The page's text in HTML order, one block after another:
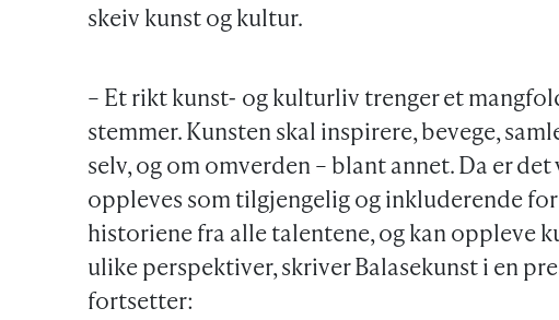
skeiv kunst og kultur.
– Et rikt kunst- og kulturliv trenger et
stemmer. Kunsten skal inspirere, bevege,
selv, og om omverden – blant annet. Da er
oppleves som tilgjengelig og inkluderende
historiene fra alle talentene, og kan oppleve
ulike perspektiver, skriver Balasekunst i en
fortsetter: